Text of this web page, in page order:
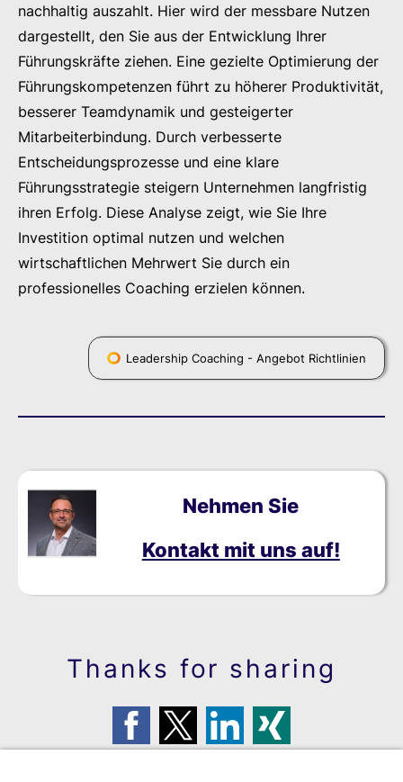
nachhaltig auszahlt. Hier wird der messbare Nutzen
dargestellt, den Sie aus der Entwicklung Ihrer
Führungskräfte ziehen. Eine gezielte Optimierung der
Führungskompetenzen führt zu höherer Produktivität,
besserer Teamdynamik und gesteigerter
Mitarbeiterbindung. Durch verbesserte
Entscheidungsprozesse und eine klare
Führungsstrategie steigern Unternehmen langfristig
ihren Erfolg. Diese Analyse zeigt, wie Sie Ihre
Investition optimal nutzen und welchen
wirtschaftlichen Mehrwert Sie durch ein
professionelles Coaching erzielen können.
Leadership Coaching - Angebot Richtlinien
Nehmen Sie
Kontakt mit uns auf!
Thanks for sharing